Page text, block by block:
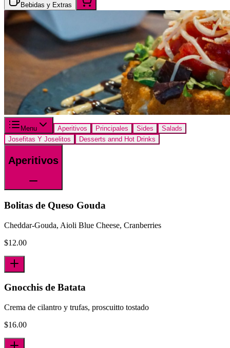
Bebidas y Extras
Menu Aperitivos Principales Sides
Salads
Josefitas Y Joselitos
Desserts annd Hot Drinks
Aperitivos
Bolitas de Queso Gouda
Cheddar-Gouda, Aioli Blue Cheese, Cranberries
$12.00
Gnocchis de Batata
Crema de cilantro y trufas, proscuitto tostado
$16.00